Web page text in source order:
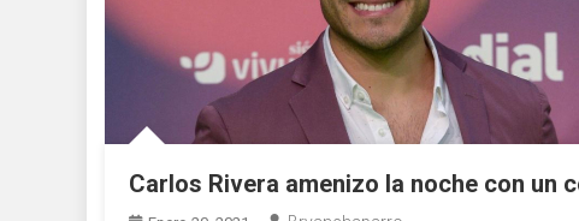
Carlos Rivera amenizo la noche con un